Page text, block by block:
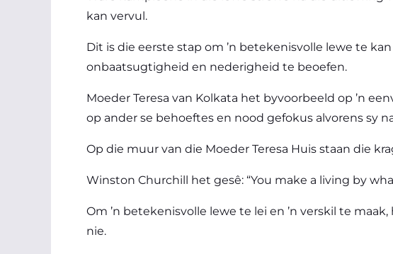
kan vervul.
Dit is die eerste stap om ’n betekenisvolle lewe te
onbaatsugtigheid en nederigheid te beoefen.
Moeder Teresa van Kolkata het byvoorbeeld op ’n
op ander se behoeftes en nood gefokus alvorens sy
Op die muur van die Moeder Teresa Huis staan die
Winston Churchill het gesê: “You make a living by
Om ’n betekenisvolle lewe te lei en ’n verskil te
nie.